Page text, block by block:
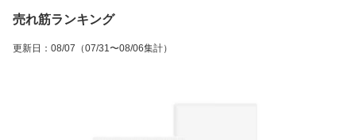
売れ筋ランキング
更新日 ： 08/07 （07/31〜08/06集計）